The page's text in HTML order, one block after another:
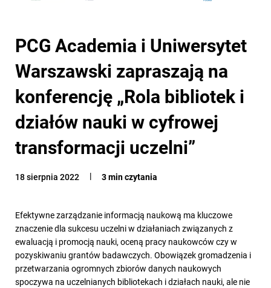
PCG Academia i Uniwersytet
Warszawski zapraszają na
konferencję „Rola bibliotek i
działów nauki w cyfrowej
transformacji uczelni”
18 sierpnia 2022 3 min czytania
Efektywne zarządzanie informacją naukową ma kluczowe
znaczenie dla sukcesu uczelni w działaniach związanych z
ewaluacją i promocją nauki, oceną pracy naukowców czy w
pozyskiwaniu grantów badawczych. Obowiązek gromadzenia i
przetwarzania ogromnych zbiorów danych naukowych
spoczywa na uczelnianych bibliotekach i działach nauki, ale nie